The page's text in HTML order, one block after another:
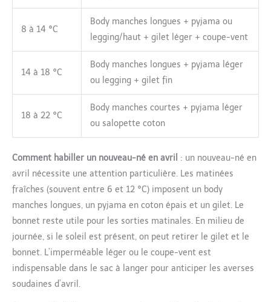
8 à 14 °C
Body manches longues + pyjama ou
legging/haut + gilet léger + coupe-vent
14 à 18 °C
Body manches longues + pyjama léger
ou legging + gilet fin
18 à 22 °C
Body manches courtes + pyjama léger
ou salopette coton
Comment habiller un nouveau-né en avril : un nouveau-né en
avril nécessite une attention particulière. Les matinées
fraîches (souvent entre 6 et 12 °C) imposent un body
manches longues, un pyjama en coton épais et un gilet. Le
bonnet reste utile pour les sorties matinales. En milieu de
journée, si le soleil est présent, on peut retirer le gilet et le
bonnet. L’imperméable léger ou le coupe-vent est
indispensable dans le sac à langer pour anticiper les averses
soudaines d’avril.